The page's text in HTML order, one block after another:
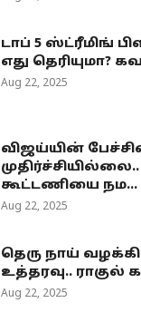
டாப் 5 ஸ்ட்ரீமிங்
எது தெரியுமா?
Aug 22, 2025
விஜய்யின்
முதிர்ச்சியில்லை..
கூட்டணியை நம...
Aug 22, 2025
தெரு நாய்
உத்தரவு.. ராகுல்
Aug 22, 2025